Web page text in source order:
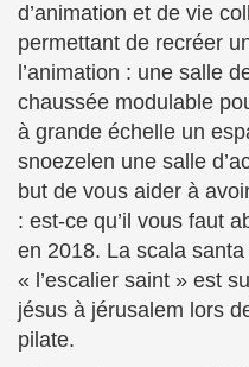
d’animation et de vie
permettant de recréer
l’animation : une salle
chaussée modulable
à grande échelle un
snoezelen une salle
but de vous aider à
: est-ce qu’il vous faut
en 2018. La scala
« l’escalier saint » est
jésus à jérusalem lors
pilate.